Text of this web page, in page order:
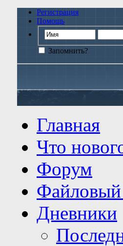
Регистрация
Помощь
Запомнить?
Главная
Что
Форум
Файловый
Дневники